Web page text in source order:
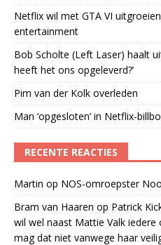
Netflix wil met GTA VI
entertainment
Bob Scholte (Left Laser) haalt
heeft het ons opgeleverd?’
Pim van der Kolk overleden
Man ‘opgesloten’ in Netflix-
RECENTE REACTIES
Martin op NOS-omroepster
Bram van Haaren op Patrick
wil wel naast Mattie Valk
mag dat niet vanwege haar